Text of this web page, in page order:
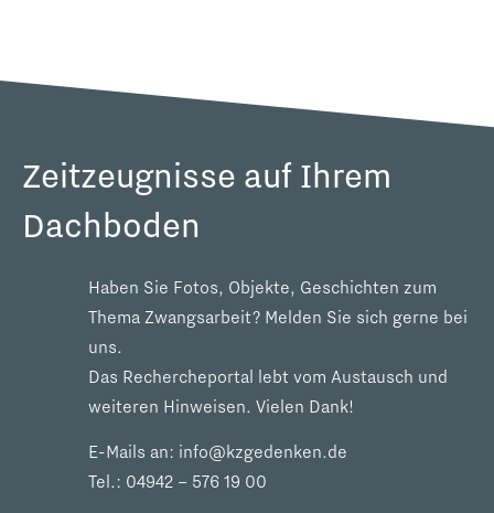
Zeitzeugnisse auf Ihrem
Dachboden
Haben Sie Fotos, Objekte, Geschichten zum
Thema Zwangsarbeit? Melden Sie sich gerne bei
uns.
Das Rechercheportal lebt vom Austausch und
weiteren Hinweisen. Vielen Dank!
E-Mails an: info@kzgedenken.de
Tel.: 04942 – 576 19 00